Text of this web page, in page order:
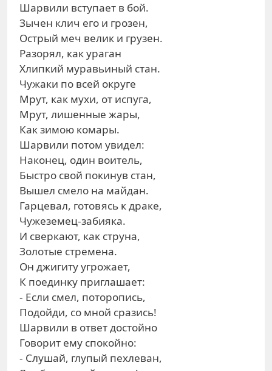
Шарвили вступает в бой.
Зычен клич его и грозен,
Острый меч велик и грузен.
Разорял, как ураган
Хлипкий муравьиный стан.
Чужаки по всей округе
Мрут, как мухи, от испуга,
Мрут, лишенные жары,
Как зимою комары.
Шарвили потом увидел:
Наконец, один воитель,
Быстро свой покинув стан,
Вышел смело на майдан.
Гарцевал, готовясь к драке,
Чужеземец-забияка.
И сверкают, как струна,
Золотые стремена.
Он джигиту угрожает,
К поединку приглашает:
- Если смел, поторопись,
Подойди, со мной сразись!
Шарвили в ответ достойно
Говорит ему спокойно:
- Слушай, глупый пехлеван,